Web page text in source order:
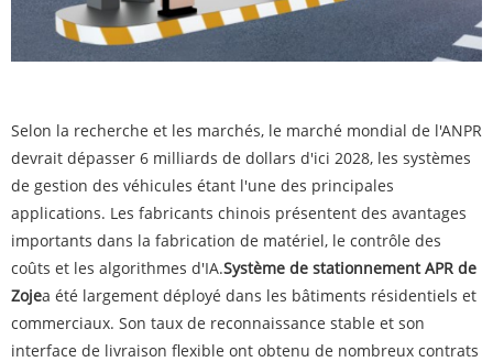
Selon la recherche et les marchés, le marché mondial de l'ANPR
devrait dépasser 6 milliards de dollars d'ici 2028, les systèmes
de gestion des véhicules étant l'une des principales
applications. Les fabricants chinois présentent des avantages
importants dans la fabrication de matériel, le contrôle des
coûts et les algorithmes d'IA.Système de stationnement APR de
Zojea été largement déployé dans les bâtiments résidentiels et
commerciaux. Son taux de reconnaissance stable et son
interface de livraison flexible ont obtenu de nombreux contrats